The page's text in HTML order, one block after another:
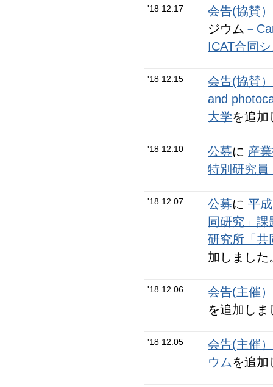
'18 12.17
会告(協賛）
ジウム －
ICAT合同
'18 12.15
会告(協賛）
and
大学を追加
'18 12.10 公募に 産
特別研究員
'18 12.07 公募に平
同研究」
研究所「共
加しました
'18 12.06
会告(主催）
を追加しま
'18 12.05
会告(主催）
ウムを追加